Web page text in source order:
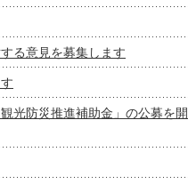
る意見を募集します
光防災推進補助金」の公募を開